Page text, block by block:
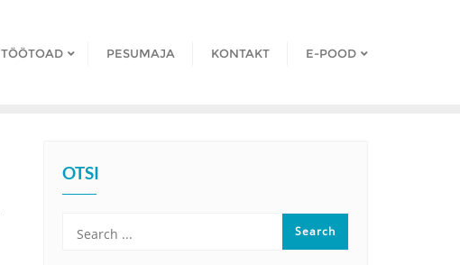
TÖÖTOAD PESUMAJA KONTAKT E-POOD
OTSI